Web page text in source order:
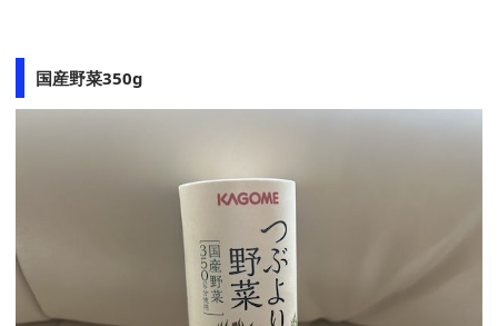
国産野菜350g